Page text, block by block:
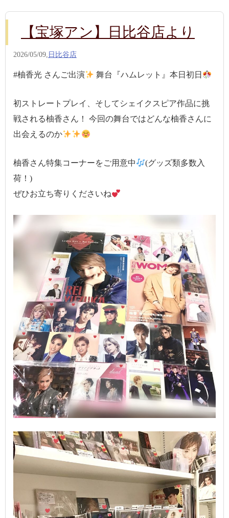
【宝塚アン】日比谷店より
2026/05/09, 日比谷店
#柚香光 さんご出演 舞台『ハムレット』本日初日
初ストレートプレイ、そしてシェイクスピア作品に挑
戦される柚香さん！ 今回の舞台ではどんな柚香さんに
出会えるのか
柚香さん特集コーナーをご用意中
(グッズ類多数入
荷！)
ぜひお立ち寄りくださいね